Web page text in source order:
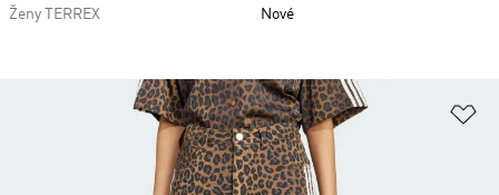
Ženy TERREX
Nové